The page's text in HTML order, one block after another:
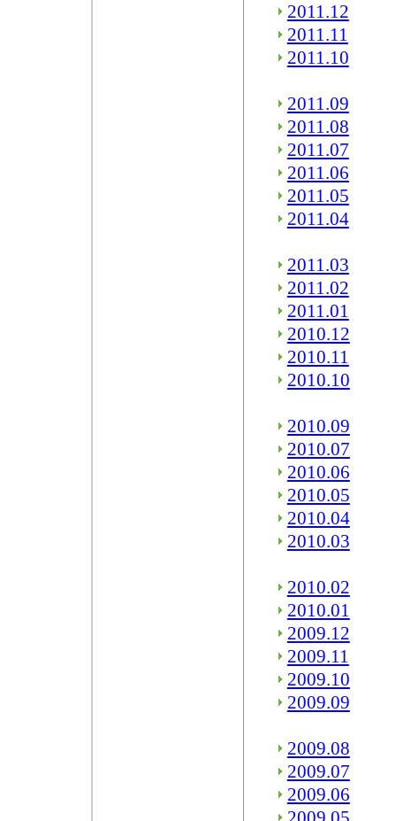
2011.12
2011.11
2011.10
2011.09
2011.08
2011.07
2011.06
2011.05
2011.04
2011.03
2011.02
2011.01
2010.12
2010.11
2010.10
2010.09
2010.07
2010.06
2010.05
2010.04
2010.03
2010.02
2010.01
2009.12
2009.11
2009.10
2009.09
2009.08
2009.07
2009.06